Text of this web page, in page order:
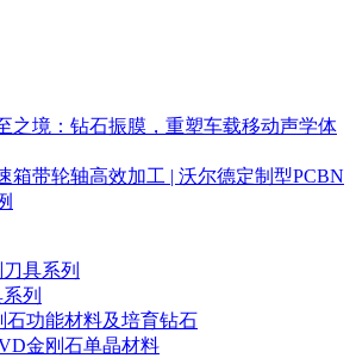
之境：钻石振膜，重塑车载移动声学体
箱带轮轴高效加工 | 沃尔德定制型PCBN
具系列
列
石功能材料及培育钻石
金刚石单晶材料